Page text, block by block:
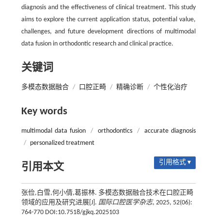
diagnosis and the effectiveness of clinical treatment. This study
aims to explore the current application status, potential value,
challenges, and future development directions of multimodal
data fusion in orthodontic research and clinical practice.
关键词
多模态数据融合 / 口腔正畸 / 精确诊断 / 个性化治疗
Key words
multimodal data fusion / orthodontics /
accurate diagnosis
/
personalized treatment
引用本文 引用格式 ▾
张俭,白雪,何小倩,葛振林. 多模态数据融合技术在口腔正畸
领域的应用及研究进展[J]. 国际口腔医学杂志, 2025, 52(06):
764-770 DOI:10.7518/gjkq.2025103